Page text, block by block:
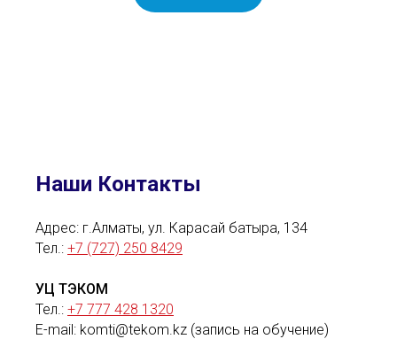
Наши Контакты
Адрес: г.Алматы, ул. Карасай батыра, 134
Тел.: +7 (727) 250 8429
УЦ ТЭКОМ
Тел.: +7 777 428 1320
E-mail: komti@tekom.kz (запись на обучение)